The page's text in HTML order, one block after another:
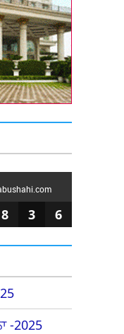
8 3 6
-2025